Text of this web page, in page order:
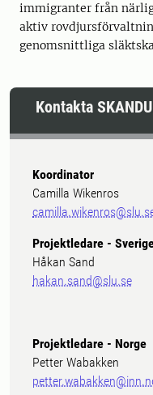
immigranter från
aktiv
genomsnittliga
Kontakta
Koordinator
Camilla Wikenros
Projektledare -
Håkan Sand
hakan.sand@slu.se
Projektledare - Norge
Petter Wabakken